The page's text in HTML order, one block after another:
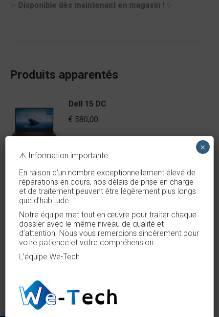
Disponible dès maintenant en magasin !
Produits apparentés
Dell 15 DC
€ 580,00
HP Laptop 14
€400,00
HP Laptop 15
⚠️ Information importante
En raison d’un nombre exceptionnellement élevé de
réparations en cours, nos délais de prise en charge
et de traitement peuvent être légèrement plus longs
que d’habitude.
Notre équipe met tout en œuvre pour traiter chaque
dossier avec le même niveau de qualité et
d’attention. Nous vous remercions sincèrement pour
votre patience et votre compréhension.
L’équipe We-Tech
×